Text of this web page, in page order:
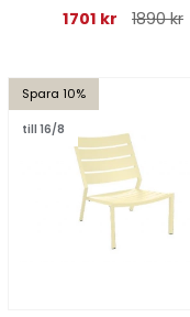
1701 kr
1890 kr
Spara 10%
till 16/8